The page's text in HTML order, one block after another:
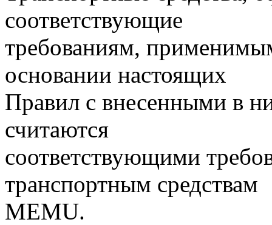
соответствующие
требованиям,
основании настоящих
Правил с внесенными в
считаются
соответствующими
транспортным средствам
MEMU.